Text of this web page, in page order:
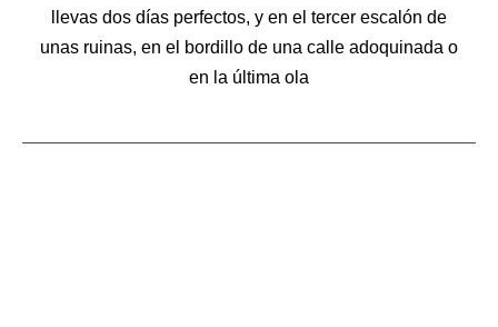
llevas dos días perfectos, y en el tercer escalón de
unas ruinas, en el bordillo de una calle adoquinada o
en la última ola